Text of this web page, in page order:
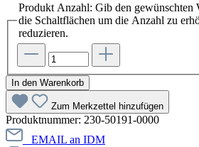
Produkt Anzahl: Gib den gewünschten
die Schaltflächen um die Anzahl zu
reduzieren.
In den Warenkorb
Zum Merkzettel hinzufügen
Produktnummer: 230-50191-0000
EMAIL an IDM